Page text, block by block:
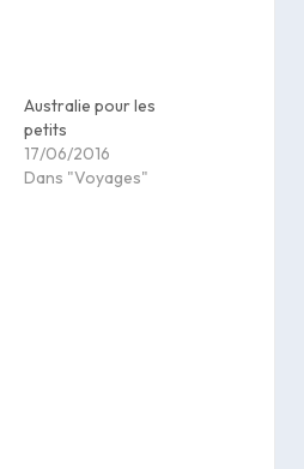
Australie pour les
petits
17/06/2016
Dans "Voyages"